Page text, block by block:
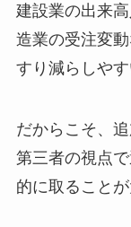
建設業の出来
造業の受注変
すり減らしやす
だからこそ、
第三者の視点
的に取ることが